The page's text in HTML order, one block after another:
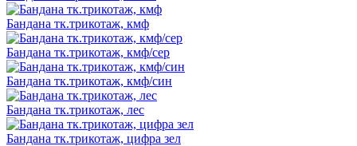
Бандана тк.трикотаж, кмф
Бандана тк.трикотаж, кмф/сер
Бандана тк.трикотаж, кмф/син
Бандана тк.трикотаж, лес
Бандана тк.трикотаж, цифра зел